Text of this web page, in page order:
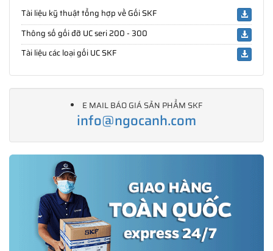
Tài liệu kỹ thuật tổng hợp về Gối SKF
Thông số gối đỡ UC seri 200 - 300
Tài liệu các loại gối UC SKF
E MAIL BÁO GIÁ SẢN PHẨM SKF
info@ngocanh.com